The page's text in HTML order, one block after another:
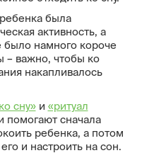
была
активность, а
было намного короче
– важно, чтобы ко
накапливалось
сну»и «ритуал
помогают сначала
ребенка, а потом
и настроить на сон.